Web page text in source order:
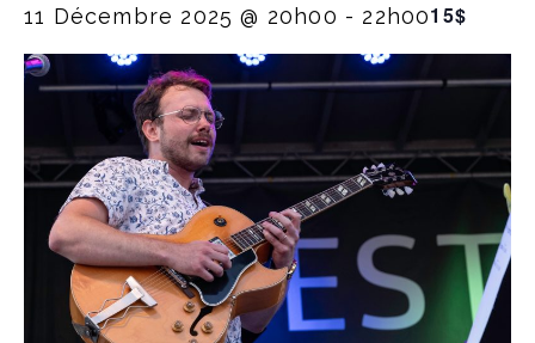
11 Décembre 2025 @ 20h00 - 22h0015$